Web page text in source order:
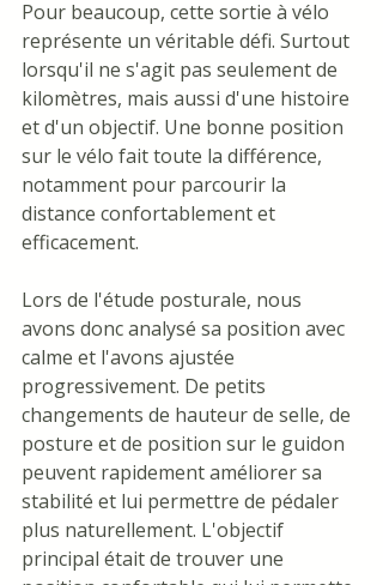
Pour beaucoup, cette sortie à vélo
représente un véritable défi. Surtout
lorsqu'il ne s'agit pas seulement de
kilomètres, mais aussi d'une histoire
et d'un objectif. Une bonne position
sur le vélo fait toute la différence,
notamment pour parcourir la
distance confortablement et
efficacement.
Lors de l'étude posturale, nous
avons donc analysé sa position avec
calme et l'avons ajustée
progressivement. De petits
changements de hauteur de selle, de
posture et de position sur le guidon
peuvent rapidement améliorer sa
stabilité et lui permettre de pédaler
plus naturellement. L'objectif
principal était de trouver une